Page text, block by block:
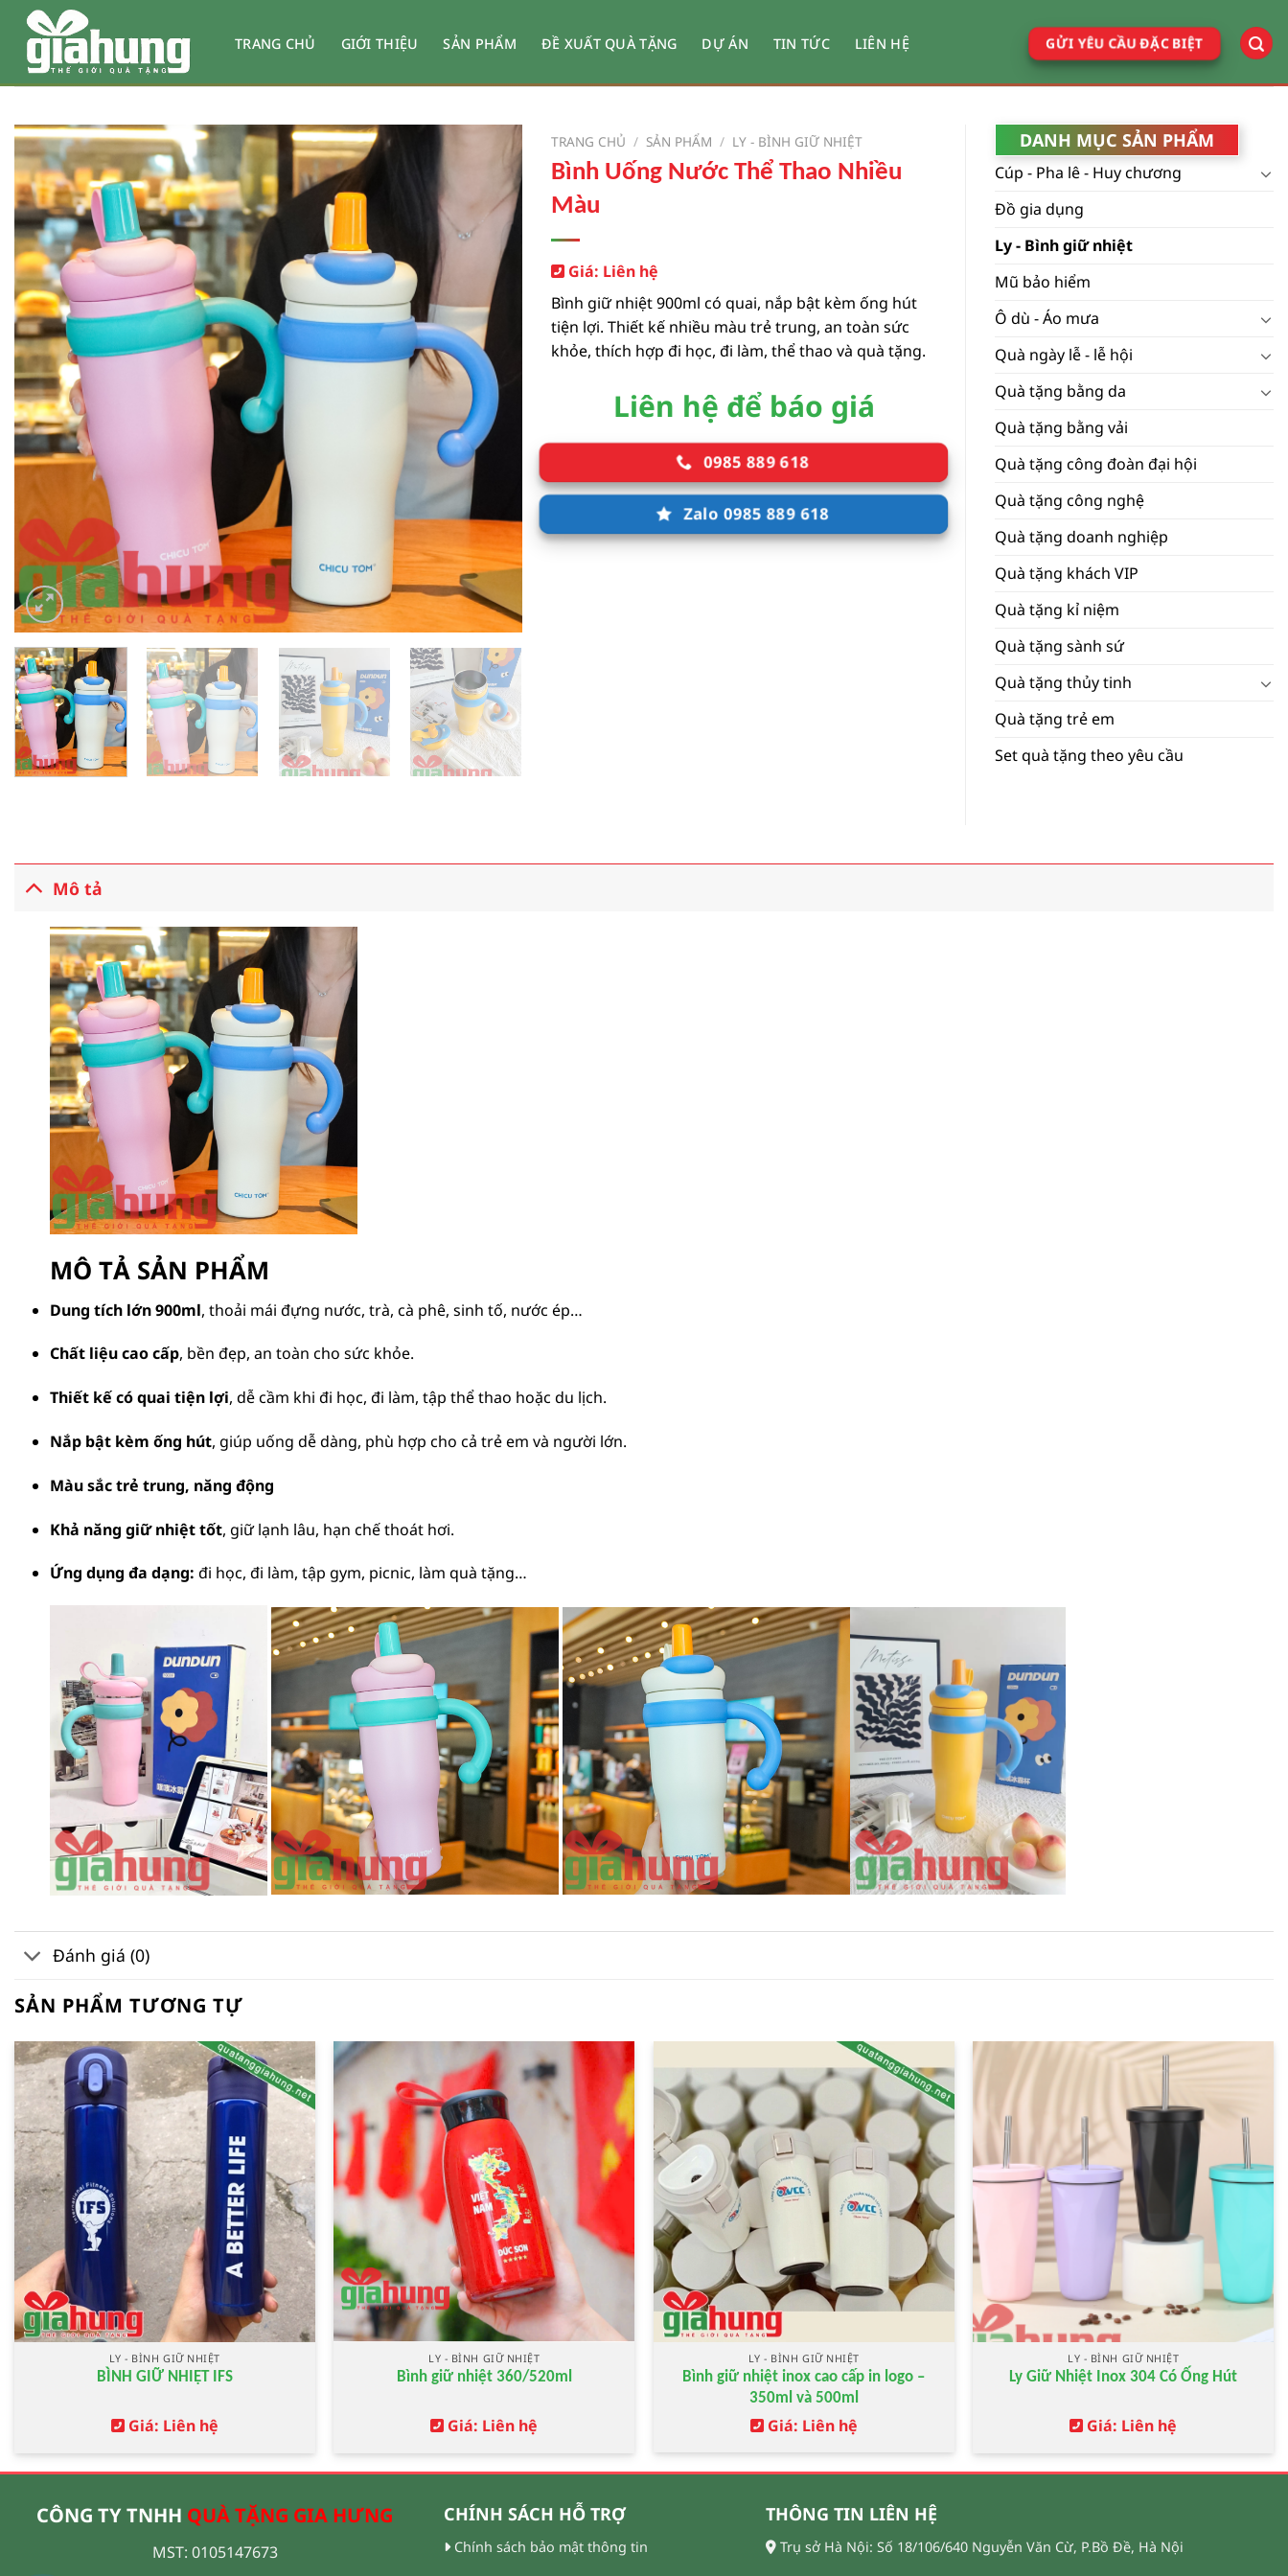
dung
TRANG CHỦ GIỚI THIỆU SẢN PHẨM ĐỀ XUẤT QUÀ TẶNG DỰ ÁN TIN TỨC LIÊN HỆ GỬI YÊU CẦU ĐẶC BIỆT
TRANG CHỦ / SẢN PHẨM / LY - BÌNH GIỮ NHIỆT
Bình Uống Nước Thể Thao Nhiều
Màu
Giá: Liên hệ
Bình giữ nhiệt 900ml có quai, nắp bật kèm ống hút
tiện lợi. Thiết kế nhiều màu trẻ trung, an toàn sức
khỏe, thích hợp đi học, đi làm, thể thao và quà tặng.
Liên hệ để báo giá
0985 889 618
Zalo 0985 889 618
DANH MỤC SẢN PHẨM
Cúp - Pha lê - Huy chương
Đồ gia dụng
Ly - Bình giữ nhiệt
Mũ bảo hiểm
Ô dù - Áo mưa
Quà ngày lễ - lễ hội
Quà tặng bằng da
Quà tặng bằng vải
Quà tặng công đoàn đại hội
Quà tặng công nghệ
Quà tặng doanh nghiệp
Quà tặng khách VIP
Quà tặng kỉ niệm
Quà tặng sành sứ
Quà tặng thủy tinh
Quà tặng trẻ em
Set quà tặng theo yêu cầu
Mô tả
MÔ TẢ SẢN PHẨM
Dung tích lớn 900ml, thoải mái đựng nước, trà, cà phê, sinh tố, nước ép…
Chất liệu cao cấp, bền đẹp, an toàn cho sức khỏe.
Thiết kế có quai tiện lợi, dễ cầm khi đi học, đi làm, tập thể thao hoặc du lịch.
Nắp bật kèm ống hút, giúp uống dễ dàng, phù hợp cho cả trẻ em và người lớn.
Màu sắc trẻ trung, năng động
Khả năng giữ nhiệt tốt, giữ lạnh lâu, hạn chế thoát hơi.
Ứng dụng đa dạng: đi học, đi làm, tập gym, picnic, làm quà tặng…
Đánh giá (0)
SẢN PHẨM TƯƠNG TỰ
LY - BÌNH GIỮ NHIỆT
BÌNH GIỮ NHIỆT IFS
Giá: Liên hệ
LY - BÌNH GIỮ NHIỆT
Bình giữ nhiệt 360/520ml
Giá: Liên hệ
LY - BÌNH GIỮ NHIỆT
Bình giữ nhiệt inox cao cấp in logo –
350ml và 500ml
Giá: Liên hệ
LY - BÌNH GIỮ NHIỆT
Ly Giữ Nhiệt Inox 304 Có Ống Hút
Giá: Liên hệ
CÔNG TY TNHH QUÀ TẶNG GIA HƯNG
MST: 0105147673
CHÍNH SÁCH HỖ TRỢ
Chính sách bảo mật thông tin
THÔNG TIN LIÊN HỆ
Trụ sở Hà Nội: Số 18/106/640 Nguyễn Văn Cừ, P.Bồ Đề, Hà Nội